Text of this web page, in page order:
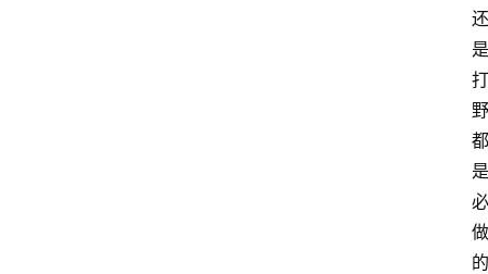
还
是
打
野
都
是
必
做
的